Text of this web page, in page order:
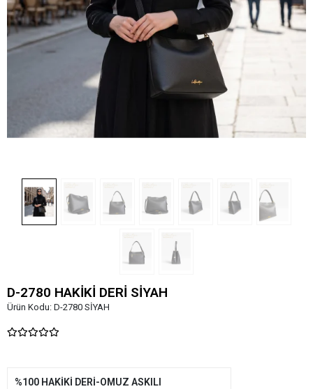
D-2780 HAKİKİ DERİ SİYAH
Ürün Kodu: D-2780 SİYAH
%100 HAKİKİ DERİ-OMUZ ASKILI